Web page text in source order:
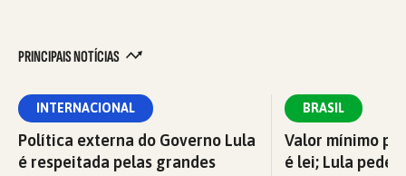
PRINCIPAIS NOTÍCIAS
INTERNACIONAL
Política externa do Governo Lula
é respeitada pelas grandes
BRASIL
Valor mínimo
é lei; Lula pede